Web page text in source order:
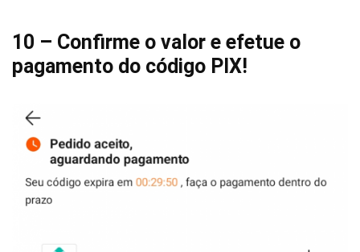
10 – Confirme o valor e efetue o
pagamento do código PIX!